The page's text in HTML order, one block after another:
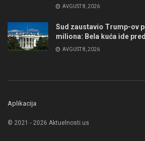
AVGUST 8, 2026
Sud zaustavio Trump-ov
miliona: Bela kuća ide
AVGUST 8, 2026
Aplikacija
© 2021 - 2026 Aktuelnosti.us